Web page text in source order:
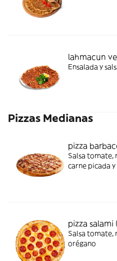
lahmacun
Ensalada y
Pizzas Medianas
pizza
Salsa tomate,
carne picada
pizza salami
Salsa tomate,
orégano